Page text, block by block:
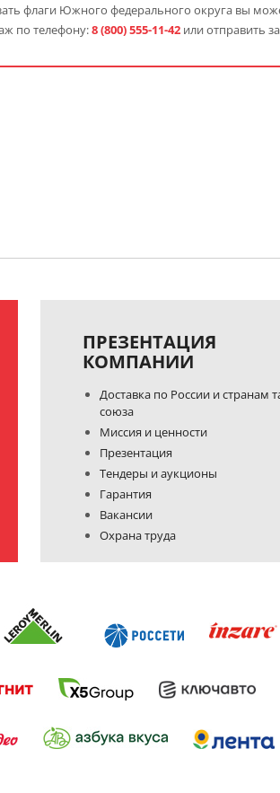
флаги Южного федерального округа вы
по телефону:8 (800) 555-11-42 или отправить
ПРЕЗЕНТАЦИЯ
КОМПАНИИ
Доставка по России и странам
союза
Миссия и ценности
Презентация
Тендеры и аукционы
Гарантия
Вакансии
Охрана труда